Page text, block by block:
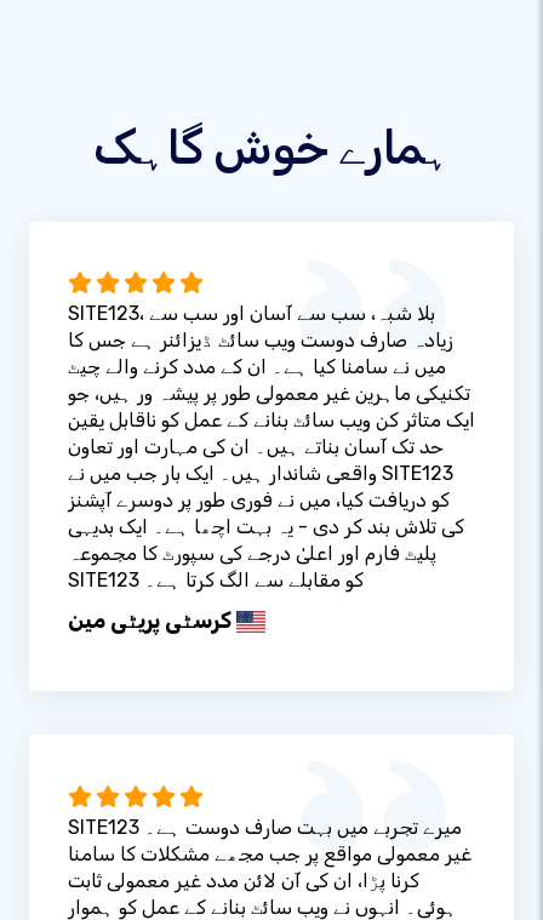
ہمارے خوش گاہک
SITE123، بلا شبہ، سب سے آسان اور سب سے
زیادہ صارف دوست ویب سائٹ ڈیزائنر ہے جس کا
میں نے سامنا کیا ہے۔ ان کے مدد کرنے والے چیٹ
تکنیکی ماہرین غیر معمولی طور پر پیشہ ور ہیں، جو
ایک متاثر کن ویب سائٹ بنانے کے عمل کو ناقابل یقین
حد تک آسان بناتے ہیں۔ ان کی مہارت اور تعاون
واقعی شاندار ہیں۔ ایک بار جب میں نے SITE123
کو دریافت کیا، میں نے فوری طور پر دوسرے آپشنز
کی تلاش بند کر دی - یہ بہت اچھا ہے۔ ایک بدیہی
پلیٹ فارم اور اعلیٰ درجے کی سپورٹ کا مجموعہ
SITE123 کو مقابلے سے الگ کرتا ہے۔
کرسٹی پریٹی مین
SITE123 میرے تجربے میں بہت صارف دوست ہے۔
غیر معمولی مواقع پر جب مجھے مشکلات کا سامنا
کرنا پڑا، ان کی آن لائن مدد غیر معمولی ثابت
ہوئی۔ انہوں نے ویب سائٹ بنانے کے عمل کو ہموار